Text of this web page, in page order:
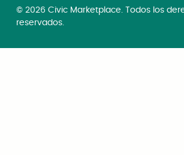
© 2026 Civic Marketplace. Todos los
reservados.